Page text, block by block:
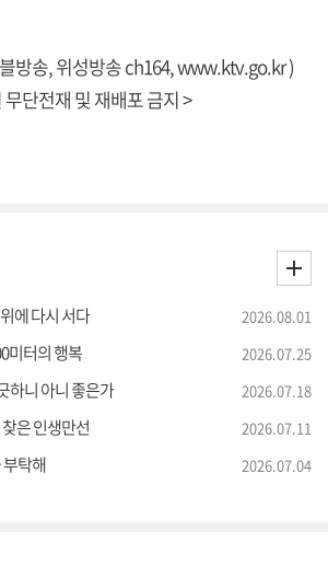
방송, 위성방송 ch164,www.ktv.go.kr)
단전재 및 재배포 금지 >
에 다시 서다 2026.08.01
미터의 행복 2026.07.25
하니 아니 좋은가 2026.07.18
은 인생만선 2026.07.11
부탁해 2026.07.04